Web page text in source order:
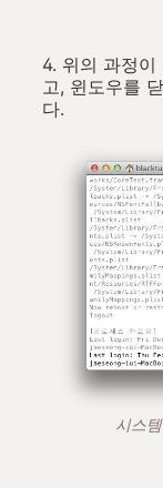
4. 위의 과정이
고, 윈도우를
다.
시스